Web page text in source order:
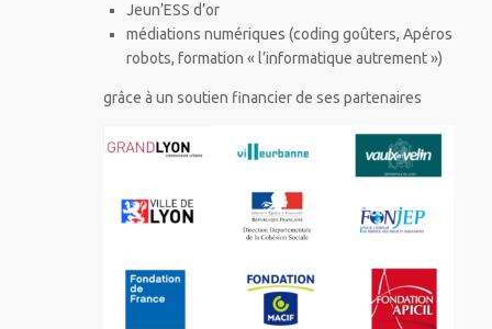
Jeun’ESS d’or
médiations numériques (coding goûters, Apéros
robots, formation « l’informatique autrement »)
grâce à un soutien financier de ses partenaires